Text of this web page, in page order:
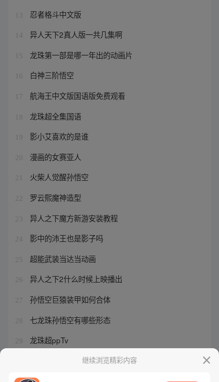
13 忍者格斗中文版
14 异人天下2真人版一共几集啊
15 龙珠第一部是哪一年出的动画片
16 白神三阶悟空
17 航海王中文版国语版免费观看
18 龙珠超全集国语
19 影小艾喜欢的是谁
20 漫画的女赛亚人
21 火柴人觉醒孙悟空
22 罗云熙魔神造型
23 异人之下魔方新游安装教程
24 影中的沛王也是影子吗
25 超能武装当达当动画
26 异人之下2什么时候上映播出
27 孙悟空巨猿装甲如何合体
28 七龙珠孙悟空有哪些形态
29 龙珠超ppTv
龙珠第一部在线观看完整版免费
继续浏览精彩内容